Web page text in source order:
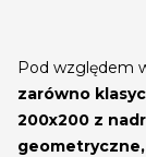
Pod względem
zarówno
200x200 z